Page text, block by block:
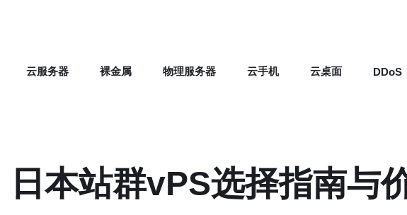
云服务器 裸金属 物理服务器 云手机 云桌面 DDoS
日本站群vPS选择指南与